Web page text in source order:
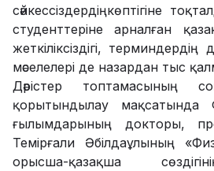
сәйкессіздердіңкөптігіне
студенттеріне арналған
жеткіліксіздігі,
мәселелері де назардан тыс
Дәрістер топтамасының
қорытындылау мақсатында
ғылымдарының докторы,
Темірғали Әбілдаұлының
орысша-қазақша